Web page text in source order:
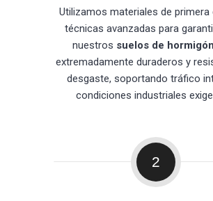
Utilizamos materiales de primera
técnicas avanzadas para
nuestros suelos de hormigón
extremadamente duraderos y
desgaste, soportando tráfico
condiciones industriales
2